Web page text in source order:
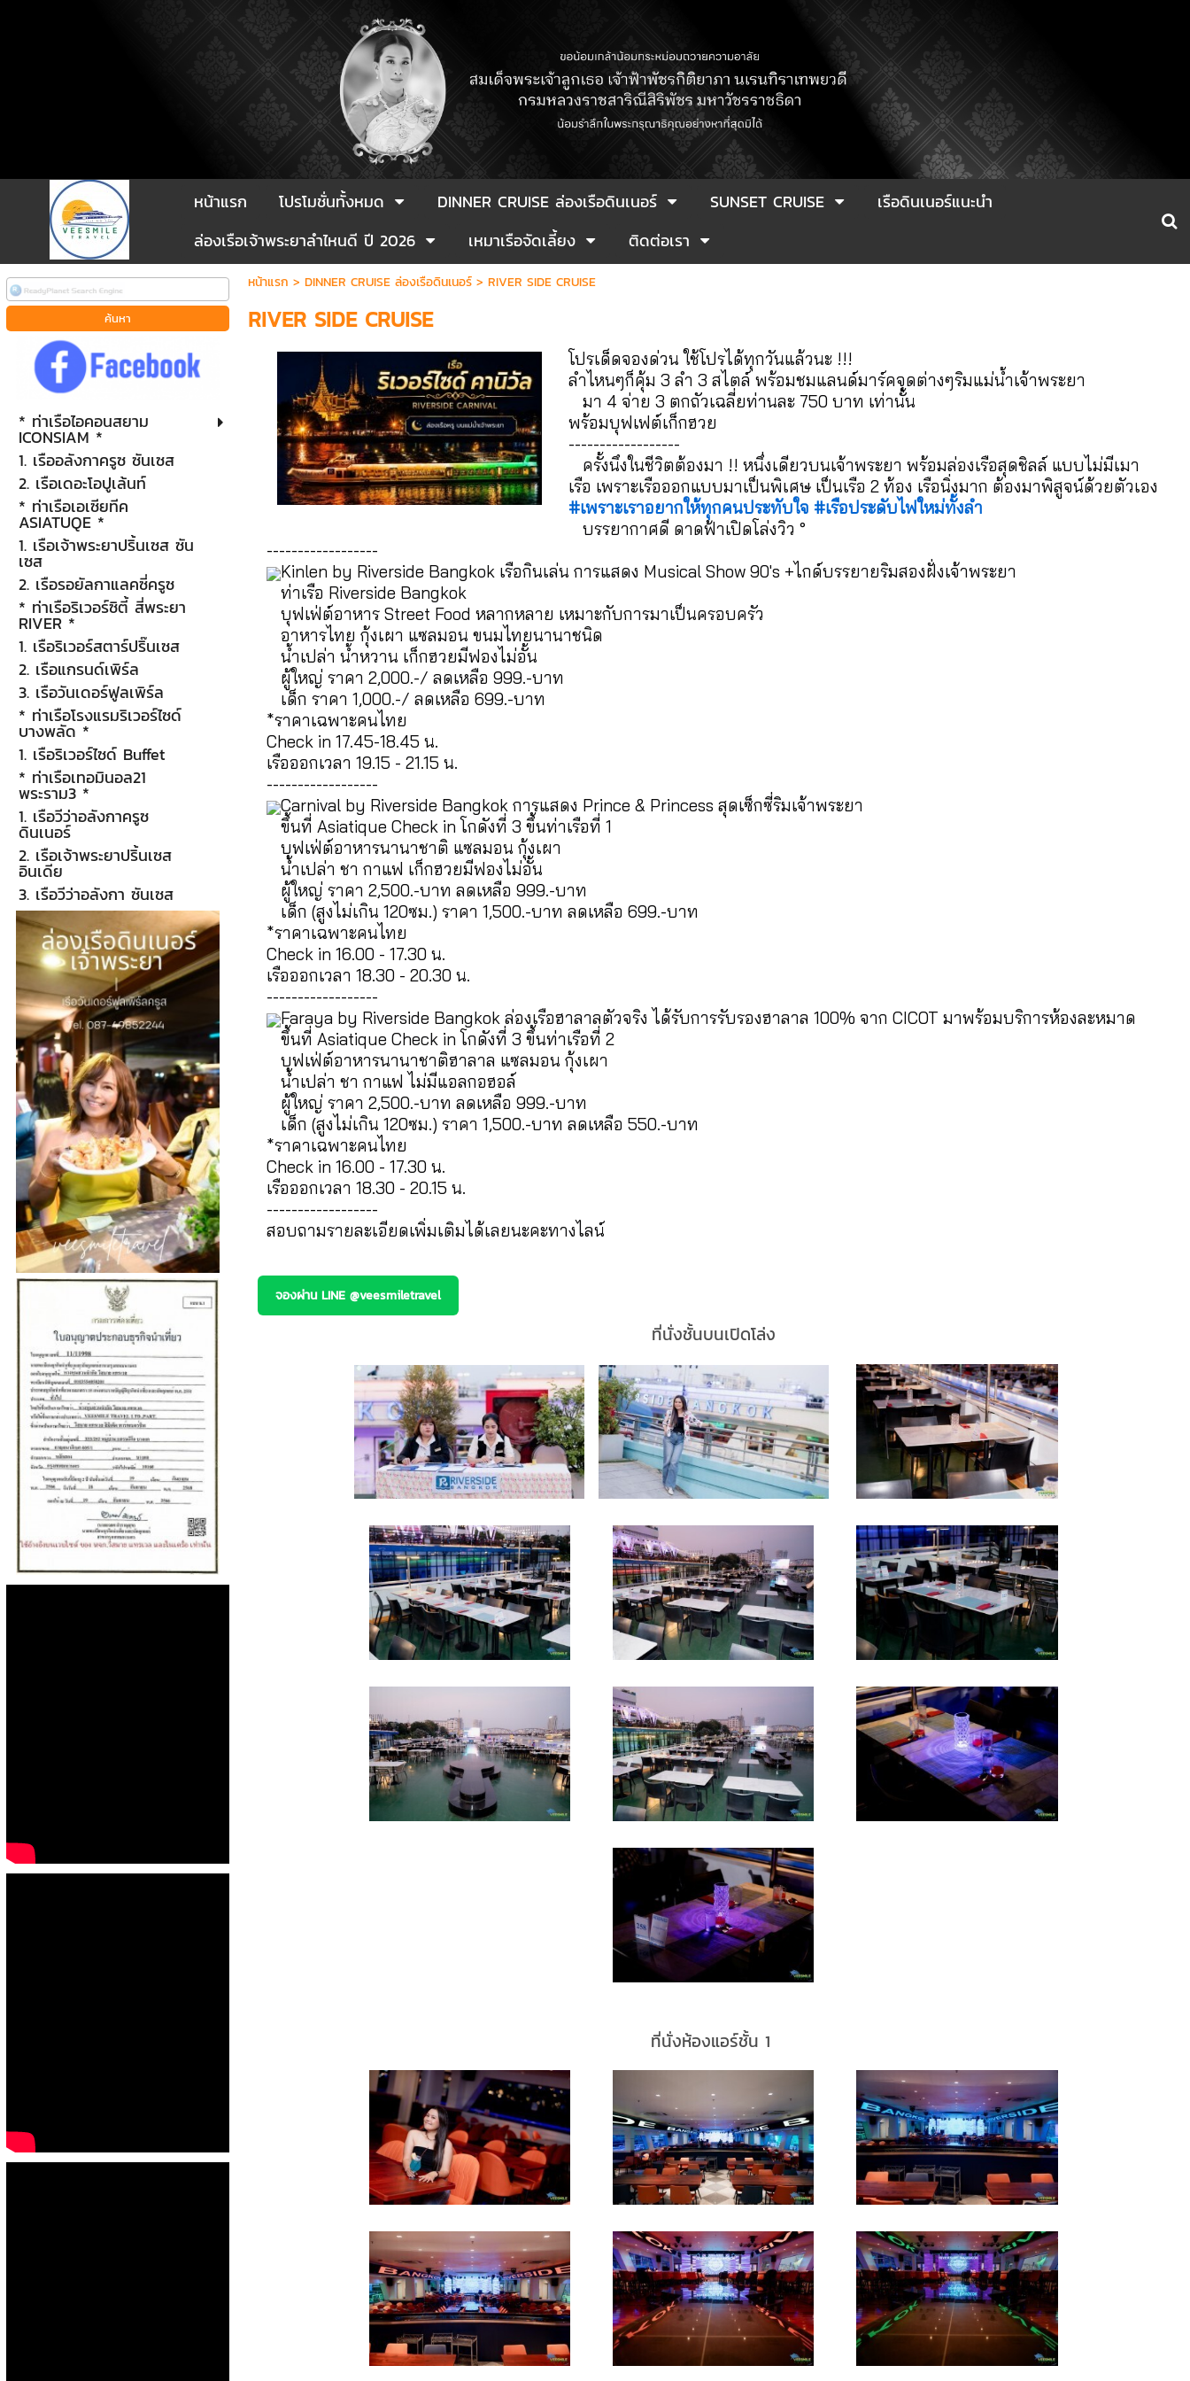
หน้าแรก โปรโมชั่นทั้งหมด DINNER CRUISE ล่องเรือดินเนอร์ SUNSET CRUISE
เรือดินเนอร์แนะนำ
ล่องเรือเจ้าพระยาลำไหนดี ปี 2026
เหมาเรือจัดเลี้ยง ติดต่อเรา
* ท่าเรือไอคอนสยาม
ICONSIAM *
1. เรืออลังกาครูซ ซันเซส
2. เรือเดอะโอปูเล้นท์
* ท่าเรือเอเซียทีค
ASIATUQE *
1. เรือเจ้าพระยาปริ้นเซส ซัน
เซส
2. เรือรอยัลกาแลคซี่ครูซ
* ท่าเรือริเวอร์ซิตี้ สี่พระยา
RIVER *
1. เรือริเวอร์สตาร์ปริ๊นเซส
2. เรือแกรนด์เพิร์ล
3. เรือวันเดอร์ฟูลเพิร์ล
* ท่าเรือโรงแรมริเวอร์ไซด์
บางพลัด *
1. เรือริเวอร์ไซด์ Buffet
* ท่าเรือเทอมินอล21
พระราม3 *
1. เรือวีว่าอลังกาครูซ
ดินเนอร์
2. เรือเจ้าพระยาปริ้นเซส
อินเดีย
3. เรือวีว่าอลังกา ซันเซส
หน้าแรก > DINNER CRUISE ล่องเรือดินเนอร์> RIVER SIDE CRUISE
RIVER SIDE CRUISE
โปรเด็ดจองด่วน ใช้โปรได้ทุกวันแล้วนะ !!!
ลำไหนๆก็คุ้ม 3 ลำ 3 สไตล์ พร้อมชมแลนด์มาร์คจุดต่างๆริมแม่น้ำเจ้าพระยา
มา 4 จ่าย 3 ตกถัวเฉลี่ยท่านละ 750 บาท เท่านั้น
พร้อมบุฟเฟต์เก็กฮวย
------------------
ครั้งนึงในชีวิตต้องมา !! หนึ่งเดียวบนเจ้าพระยา พร้อมล่องเรือสุดชิลล์ แบบไม่มีเมา
เรือ เพราะเรือออกแบบมาเป็นพิเศษ เป็นเรือ 2 ท้อง เรือนิ่งมาก ต้องมาพิสูจน์ด้วยตัวเอง
#เพราะเราอยากให้ทุกคนประทับใจ #เรือประดับไฟใหม่ทั้งลำ
บรรยากาศดี ดาดฟ้าเปิดโล่งวิว °
------------------
Kinlen by Riverside Bangkok เรือกินเล่น การแสดง Musical Show 90's +ไกด์บรรยายริมสองฝั่งเจ้าพระยา
ท่าเรือ Riverside Bangkok
บุฟเฟ่ต์อาหาร Street Food หลากหลาย เหมาะกับการมาเป็นครอบครัว
อาหารไทย กุ้งเผา แซลมอน ขนมไทยนานาชนิด
น้ำเปล่า น้ำหวาน เก็กฮวยมีฟองไม่อั้น
ผู้ใหญ่ ราคา 2,000.-/ ลดเหลือ 999.-บาท
เด็ก ราคา 1,000.-/ ลดเหลือ 699.-บาท
*ราคาเฉพาะคนไทย
Check in 17.45-18.45 น.
เรือออกเวลา 19.15 - 21.15 น.
------------------
Carnival by Riverside Bangkok การแสดง Prince & Princess สุดเซ็กซี่ริมเจ้าพระยา
ขึ้นที่ Asiatique Check in โกดังที่ 3 ขึ้นท่าเรือที่ 1
บุฟเฟ่ต์อาหารนานาชาติ แซลมอน กุ้งเผา
น้ำเปล่า ชา กาแฟ เก็กฮวยมีฟองไม่อั้น
ผู้ใหญ่ ราคา 2,500.-บาท ลดเหลือ 999.-บาท
เด็ก (สูงไม่เกิน 120ซม.) ราคา 1,500.-บาท ลดเหลือ 699.-บาท
*ราคาเฉพาะคนไทย
Check in 16.00 - 17.30 น.
เรือออกเวลา 18.30 - 20.30 น.
------------------
Faraya by Riverside Bangkok ล่องเรือฮาลาลตัวจริง ได้รับการรับรองฮาลาล 100% จาก CICOT มาพร้อมบริการห้องละหมาด
ขึ้นที่ Asiatique Check in โกดังที่ 3 ขึ้นท่าเรือที่ 2
บุฟเฟ่ต์อาหารนานาชาติฮาลาล แซลมอน กุ้งเผา
น้ำเปล่า ชา กาแฟ ไม่มีแอลกอฮอล์
ผู้ใหญ่ ราคา 2,500.-บาท ลดเหลือ 999.-บาท
เด็ก (สูงไม่เกิน 120ซม.) ราคา 1,500.-บาท ลดเหลือ 550.-บาท
*ราคาเฉพาะคนไทย
Check in 16.00 - 17.30 น.
เรือออกเวลา 18.30 - 20.15 น.
------------------
สอบถามรายละเอียดเพิ่มเติมได้เลยนะคะทางไลน์
จองผ่าน LINE @veesmiletravel
ที่นั่งชั้นบนเปิดโล่ง
ที่นั่งห้องแอร์ชั้น 1